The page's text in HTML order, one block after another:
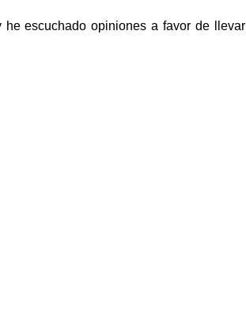
escuchado opiniones a favor de llevar